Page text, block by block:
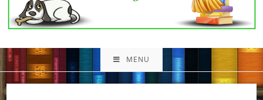
MENU